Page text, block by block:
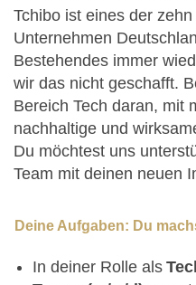
Tchibo ist eines der
Unternehmen
Bestehendes immer
wir das nicht geschafft.
Bereich Tech daran, mit
nachhaltige und
Du möchtest uns
Team mit deinen neuen
Deine Aufgaben: Du
In deiner Rolle als